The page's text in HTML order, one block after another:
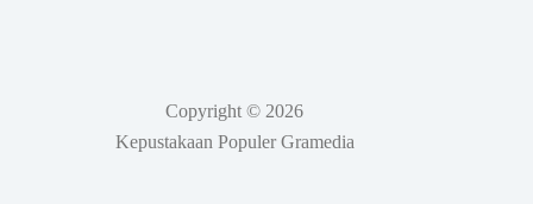
Copyright © 2026
Kepustakaan Populer Gramedia